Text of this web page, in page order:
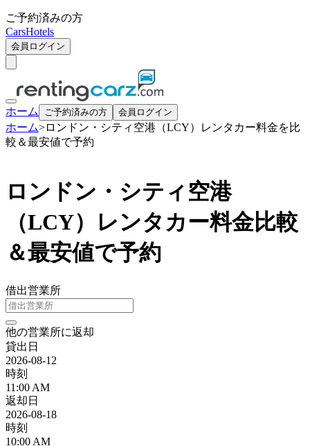
ご予約済みの方
CarsHotels
会員ログイン
ホーム ご予約済みの方 会員ログイン
ホーム>ロンドン・シティ空港（LCY）レンタカー料金を比
較＆最安値で予約
ロンドン・シティ空港
（LCY）レンタカー料金比較
＆最安値で予約
借出営業所
他の営業所に返却
貸出日
2026-08-12
時刻
11:00 AM
返却日
2026-08-18
時刻
10:00 AM